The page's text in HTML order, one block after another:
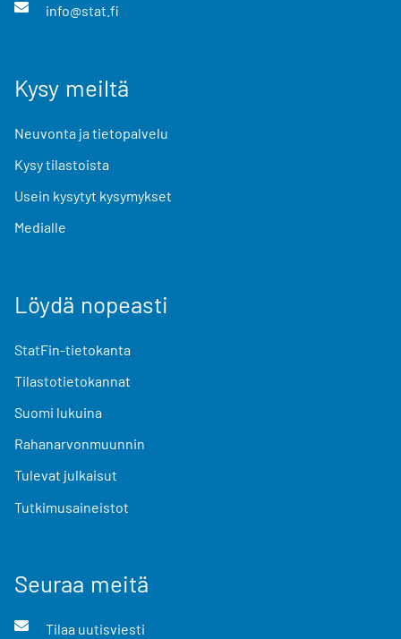
info@stat.fi
Kysy meiltä
Neuvonta ja tietopalvelu
Kysy tilastoista
Usein kysytyt kysymykset
Medialle
Löydä nopeasti
StatFin-tietokanta
Tilastotietokannat
Suomi lukuina
Rahanarvonmuunnin
Tulevat julkaisut
Tutkimusaineistot
Seuraa meitä
Tilaa uutisviesti